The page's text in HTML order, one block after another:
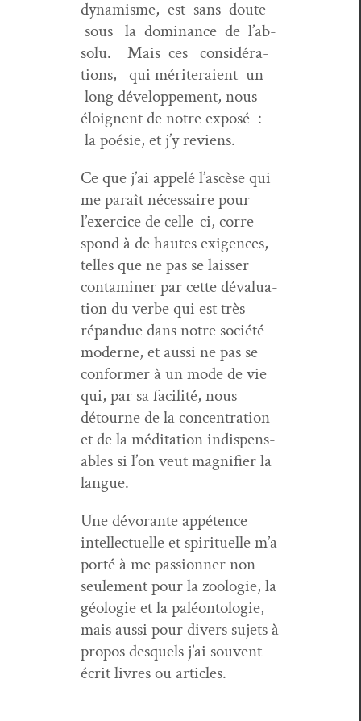
dynamisme, est sans doute
sous la dom­i­nance de l’ab­
solu. Mais ces con­sid­éra­
tions, qui mérit­eraient un
long développe­ment, nous
éloignent de notre exposé :
la poésie, et j’y reviens.
Ce que j’ai appelé l’ascèse qui
me paraît néces­saire pour
l’ex­er­ci­ce de celle-ci, cor­re­
spond à de hautes exi­gences,
telles que ne pas se laiss­er
con­t­a­min­er par cette déval­u­a­
tion du verbe qui est très
répan­due dans notre société
mod­erne, et aus­si ne pas se
con­former à un mode de vie
qui, par sa facil­ité, nous
détourne de la con­cen­tra­tion
et de la médi­ta­tion indis­pens­
ables si l’on veut mag­ni­fi­er la
langue.
Une dévo­rante appé­tence
intel­lectuelle et spir­ituelle m’a
porté à me pas­sion­ner non
seule­ment pour la zoolo­gie, la
géolo­gie et la paléon­tolo­gie,
mais aus­si pour divers sujets à
pro­pos desquels j’ai sou­vent
écrit livres ou articles.